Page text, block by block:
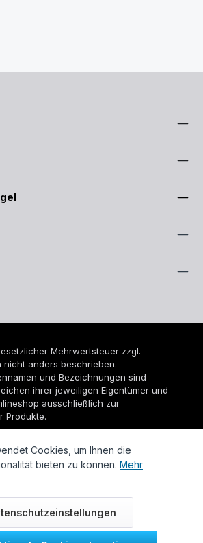
Mehrwertsteuer zzgl.
nicht anders beschrieben.
und Bezeichnungen sind
ihrer jeweiligen Eigentümer und
ausschließlich zur
Produkte.
und Unger Heizungs- und
Cookies, um Ihnen die
bieten zu können. Mehr